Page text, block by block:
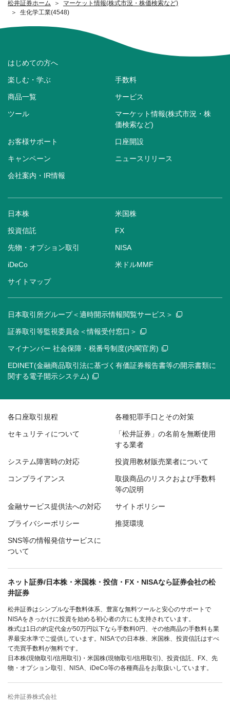
松井証券ホーム
マーケット情報(株式市況・株価検索など)
生化学工業(4548)
はじめての方へ
楽しむ・学ぶ 手数料
商品一覧 サービス
ツール
マーケット情報(株式市況・株
価検索など)
お客様サポート 口座開設
キャンペーン ニュースリリース
会社案内・IR情報
日本株 米国株
投資信託 FX
先物・オプション取引 NISA
iDeCo 米ドルMMF
サイトマップ
日本取引所グループ＜適時開示情報閲覧サービス＞
証券取引等監視委員会＜情報受付窓口＞
マイナンバー 社会保障・税番号制度(内閣官房)
EDINET(金融商品取引法に基づく有価証券報告書等の開示書類に
関する電子開示システム)
各口座取引規程 各種犯罪手口とその対策
セキュリティについて
「松井証券」の名前を無断使用
する業者
システム障害時の対応 投資用教材販売業者について
コンプライアンス
取扱商品のリスクおよび手数料
等の説明
金融サービス提供法への対応 サイトポリシー
プライバシーポリシー 推奨環境
SNS等の情報発信サービスに
ついて
ネット証券/日本株・米国株・投信・FX・NISAなら証券会社の松
井証券
松井証券はシンプルな手数料体系、豊富な無料ツールと安心のサポートで
NISAをきっかけに投資を始める初心者の方にも支持されています。
株式は1日の約定代金が50万円以下なら手数料0円、その他商品の手数料も業
界最安水準でご提供しています。NISAでの日本株、米国株、投資信託はすべ
て売買手数料が無料です。
日本株(現物取引/信用取引)・米国株(現物取引/信用取引)、投資信託、FX、先
物・オプション取引、NISA、iDeCo等の各種商品をお取扱いしています。
松井証券株式会社